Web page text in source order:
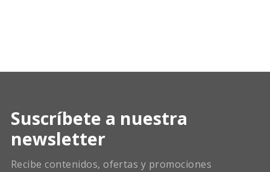
Suscríbete a nuestra
newsletter
Recibe contenidos, ofertas y promociones